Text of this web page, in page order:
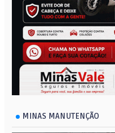
MINAS MANUTENÇÃO